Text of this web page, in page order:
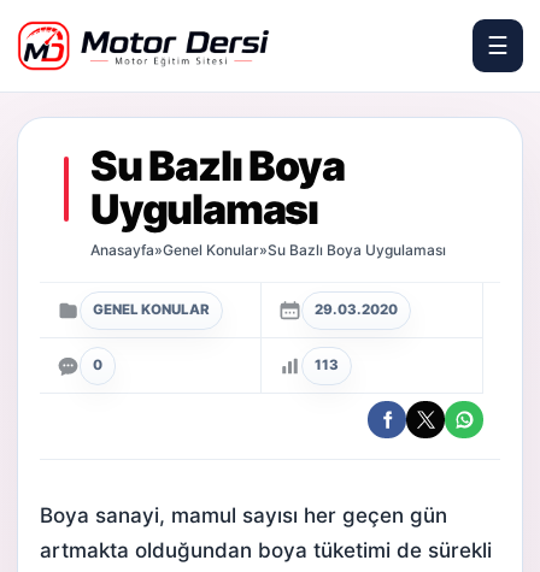
Motor Dersi
☰
Su Bazlı Boya
Uygulaması
Anasayfa»Genel Konular»Su Bazlı Boya Uygulaması
GENEL KONULAR 29.03.2020
0 113
Boya sanayi, mamul sayısı her geçen gün
artmakta olduğundan boya tüketimi de sürekli